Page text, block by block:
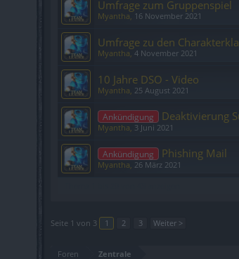
Umfrage zum Gruppenspiel
Myantha, 16 November 2021
Umfrage zu den
Myantha, 4 November 2021
10 Jahre DSO - Video
Myantha, 25 August 2021
Ankündigung Deaktivierung
Myantha, 3 Juni 2021
Ankündigung Phishing Mail
Myantha, 26 März 2021
Seite 1 von 3 1 2 3 Weiter >
Foren Zentrale